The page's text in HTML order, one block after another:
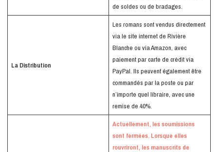
de soldes ou de bradages.
La Distribution
Les romans sont vendus directement
via le site internet de Rivière
Blanche ou via Amazon, avec
paiement par carte de crédit via
PayPal. Ils peuvent également être
commandés par la poste ou par
n’importe quel libraire, avec une
remise de 40%.
Actuellement, les soumissions
sont fermées. Lorsque elles
rouvriront, les manuscrits de